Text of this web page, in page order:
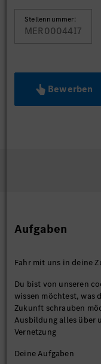
Stellennummer:
MER00044I7
Bewerben
Aufgaben
Fahr mit uns in deine
Du bist von unseren
wissen möchtest, was
Zukunft schrauben
Ausbildung alles über
Vernetzung
Deine Aufgaben